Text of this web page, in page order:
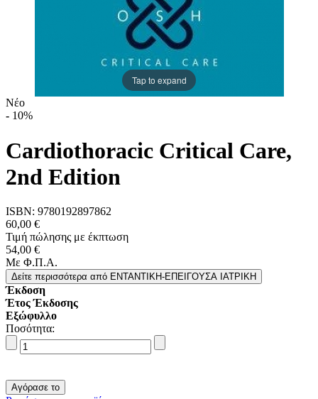
Tap to expand
Νέο
- 10%
Cardiothoracic Critical Care,
2nd Edition
ISBN: 9780192897862
60,00 €
Τιμή πώλησης με έκπτωση
54,00 €
Με Φ.Π.Α.
Δείτε περισσότερα από ΕΝΤΑΝΤΙΚΗ-ΕΠΕΙΓΟΥΣΑ ΙΑΤΡΙΚΗ
Έκδοση
Έτος Έκδοσης
Εξώφυλλο
Ποσότητα: